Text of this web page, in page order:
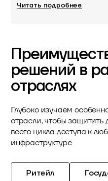
Читать подробнее
решений в
отраслях
Глубоко изучаем
отрасли, чтобы
всего цикла доступа к
инфраструктуре
Ритейл